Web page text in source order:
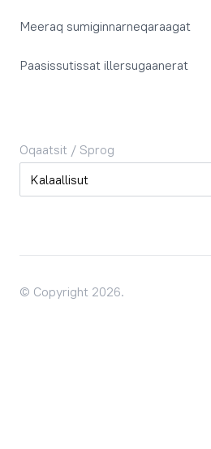
Meeraq sumiginnarneqaraagat
Paasissutissat illersugaanerat
Oqaatsit / Sprog
Oqaatsit / Sprog
© Copyright 2026.